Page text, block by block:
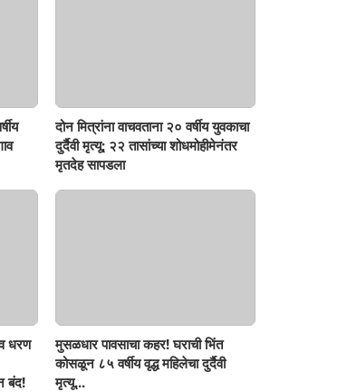
दोन मित्रांना वाचवताना २० वर्षीय युवकाचा
दुर्दैवी मृत्यू; २२ तासांच्या शोधमोहीमेनंतर
मृतदेह सापडला
धरण
बंद!
मुसळधार पावसाचा कहर! घराची भिंत
कोसळून ८५ वर्षीय वृद्ध महिलेचा दुर्दैवी
मृत्यू...